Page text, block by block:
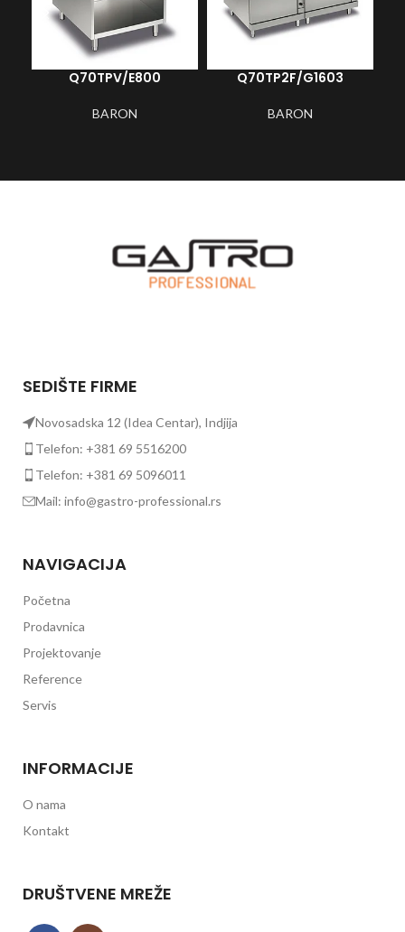
Q70TPV/E800
BARON
Q70TP2F/G1603
BARON
SEDIŠTE FIRME
Novosadska 12 (Idea Centar), Indjija
Telefon: +381 69 5516200
Telefon: +381 69 5096011
Mail: info@gastro-professional.rs
NAVIGACIJA
Početna
Prodavnica
Projektovanje
Reference
Servis
INFORMACIJE
O nama
Kontakt
DRUŠTVENE MREŽE